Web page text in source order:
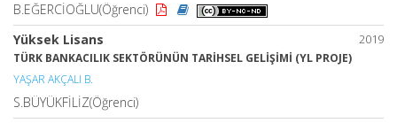
B.EĞERCİOĞLU(Öğrenci)
2019
Yüksek Lisans
TÜRK BANKACILIK SEKTÖRÜNÜN TARİHSEL GELİŞİMİ (YL PROJE)
YAŞAR AKÇALI B.
S.BÜYÜKFİLİZ(Öğrenci)